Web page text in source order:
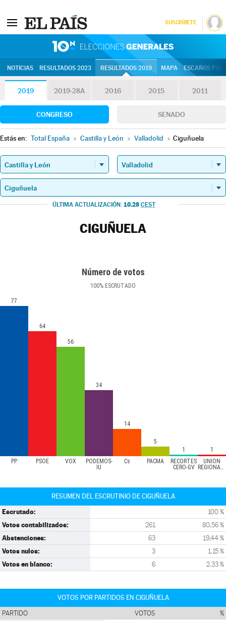
SUSCRÍBETE
NOTICIAS RESULTADOS 2023 RESULTADOS 2019 MAPA ESCAÑOS
2019 2019-28A 2016 2015 2011
CONGRESO SENADO
Estás en: Total España » Castilla y León » Valladolid » Ciguñuela
ÚLTIMA ACTUALIZACIÓN: 10.28 CEST
CIGUÑUELA
Número de votos
100% ESCRUTADO
PP PSOE VOX
PODEMOS-
IU
Cs PACMA
RECORTES
CERO-GV
UNIÓN
REGIONALISTA
77
64
56
34
14
5
1
1
RESUMEN DEL ESCRUTINIO DE CIGUÑUELA
Escrutado: 100 %
Votos contabilizados: 261 80,56 %
Abstenciones: 63 19,44 %
Votos nulos: 3 1,15 %
Votos en blanco: 6 2,33 %
VOTOS POR PARTIDOS EN CIGUÑUELA
PARTIDO VOTOS %